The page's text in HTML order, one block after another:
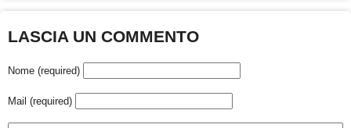
LASCIA UN COMMENTO
Nome (required)
Mail (required)